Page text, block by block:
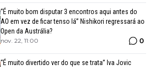
“É muito bom disputar 3 encontros aqui antes do
AO em vez de ficar tenso lá” Nishikori regressará ao
Open da Austrália?
nov. 22, 11:00 0
“É muito divertido ver do que se trata” Iva Jovic